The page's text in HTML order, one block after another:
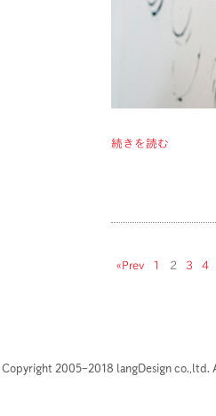
続きを読む
«Prev 1 2 3 4
Copyright 2005–2018 langDesign co.,ltd.